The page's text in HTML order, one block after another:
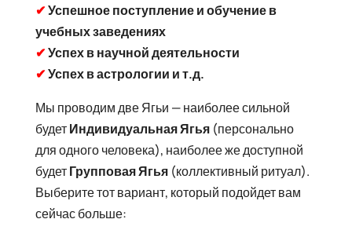
✔Успешное поступление и обучение в
учебных заведениях
✔Успех в научной деятельности
✔Успех в астрологии и т.д.
Мы проводим две Ягьи — наиболее сильной
будетИндивидуальная Ягья(персонально
для одного человека), наиболее же доступной
будетГрупповая Ягья(коллективный ритуал).
Выберите тот вариант, который подойдет вам
сейчас больше: